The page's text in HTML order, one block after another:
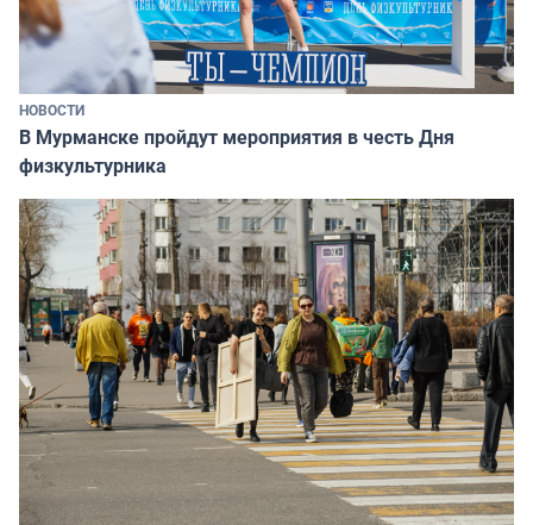
НОВОСТИ
В Мурманске пройдут мероприятия в честь Дня
физкультурника